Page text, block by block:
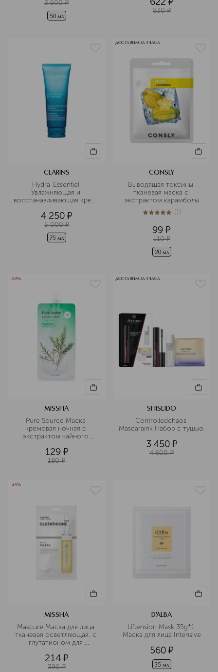
3 500 ¤
50 мл
830 ¤
CLARINS
Hydra-Essentiel
Увлажняющая и
восстанавливающая крем-
4 250 ¤
5 000 ¤
75 мл
ДОСТАВИМ ЗА 3 ЧАСА
CONSLY
Выводящая токсины
тканевая маска с
экстрактом карамболы
5из 51 (1)
99 ¤
110 ¤
20 мл
-28%
MISSHA
Pure Source Маска
кремовая ночная с
экстрактом чайного
129 ¤
180 ¤
ДОСТАВИМ ЗА 3 ЧАСА
SHISEIDO
Controlledchaos
3 450 ¤
4 600 ¤
-45%
MISSHA
Mascure Маска для лица
тканевая осветляющая, с
глутатионом для
214 ¤
390 ¤
D'ALBA
Liftension Mask 35g*1
Маска для лица Intensive
560 ¤
35 мл